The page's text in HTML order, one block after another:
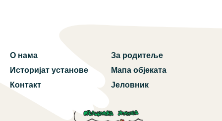
О нама
Историјат установе
Контакт
За родитеље
Мапа објеката
Јеловник